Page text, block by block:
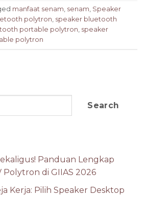
manfaat senam, senam, Speaker
polytron, speaker bluetooth
portable polytron, speaker
polytron
Search
Panduan Lengkap
Polytron di GIIAS 2026
Kerja: Pilih Speaker Desktop